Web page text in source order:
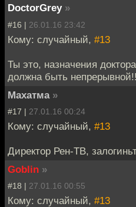
DoctorGrey »
#16 | 26.01.16 23:42
Кому: случайный, #13
Ты это, назначения
должна быть
Махатма »
#17 | 27.01.16 00:24
Кому: случайный, #13
Директор Рен-ТВ,
Goblin »
#18 | 27.01.16 00:55
Кому: случайный, #13